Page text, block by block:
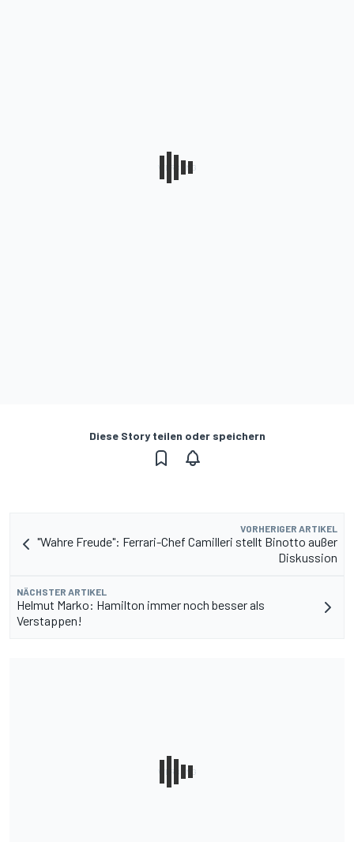
Diese Story teilen oder speichern
VORHERIGER ARTIKEL
"Wahre Freude": Ferrari-Chef Camilleri stellt Binotto außer
Diskussion
NÄCHSTER ARTIKEL
Helmut Marko: Hamilton immer noch besser als
Verstappen!